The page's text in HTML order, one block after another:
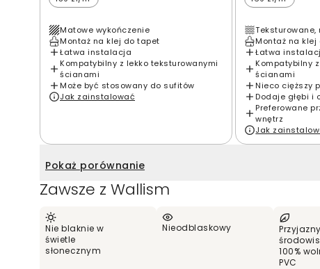
Matowe wykończenie
Montaż na klej do tapet
Łatwa instalacja
Kompatybilny z lekko teksturowanymi
ścianami
Może być stosowany do sufitów
Jak zainstalować
Montaż na
Łatwa
Kompatybilny
ścianami
Nieco cięższy
Dodaje głębi i
Preferowane
wnętrz
Jak
Pokaż porównanie
Zawsze z Wallism
Nie blaknie w
świetle
słonecznym
Nieodblaskowy
100%
PVC